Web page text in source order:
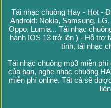
Tải nhạc chuông Hay - Hot -
Android: Nokia, Samsung,
Oppo, Lumia... Tải nhạc
hành IOS 13 trở lên ) - Hỗ trợ
tính, tải nhạc
Tải nhạc chuông mp3 miễn
của bạn, nghe nhạc chuông
miễn phí online. Tất cả sẽ